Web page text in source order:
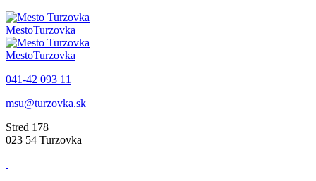
MestoTurzovka
MestoTurzovka
041-42 093 11
msu@turzovka.sk
Stred 178
023 54 Turzovka